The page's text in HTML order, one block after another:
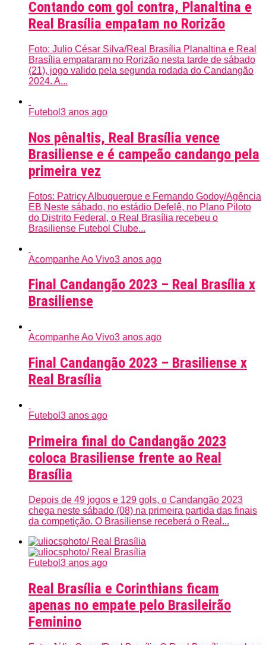
Contando com gol contra, Planaltina e
Real Brasília empatam no Rorizão
Foto: Julio César Silva/Real Brasília Planaltina e Real
Brasília empataram no Rorizão nesta tarde de sábado
(21), jogo valido pela segunda rodada do Candangão
2024. A...
Futebol 3 anos ago
Nos pênaltis, Real Brasília vence
Brasiliense e é campeão candango pela
primeira vez
Fotos: Patricy Albuquerque e Fernando Godoy/Agência
EB Neste sábado, no estádio Defelê, no Plano Piloto
do Distrito Federal, o Real Brasília recebeu o
Brasiliense Futebol Clube...
Acompanhe Ao Vivo3 anos ago
Final Candangão 2023 – Real Brasília x
Brasiliense
Acompanhe Ao Vivo3 anos ago
Final Candangão 2023 – Brasiliense x
Real Brasília
Futebol 3 anos ago
Primeira final do Candangão 2023
coloca Brasiliense frente ao Real
Brasília
Depois de 49 jogos e 129 gols, o Candangão 2023
chega neste sábado (08) na primeira partida das finais
da competição. O Brasiliense receberá o Real...
Futebol 3 anos ago
Real Brasília e Corinthians ficam
apenas no empate pelo Brasileirão
Feminino